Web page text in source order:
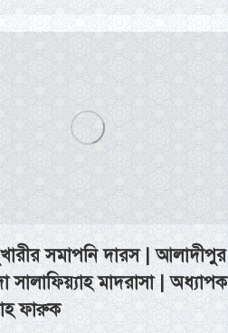
সমাপনি দারস | আলাদীপুর
সালাফিয়্যাহ মাদরাসা | অধ্যাপক
ফারুক